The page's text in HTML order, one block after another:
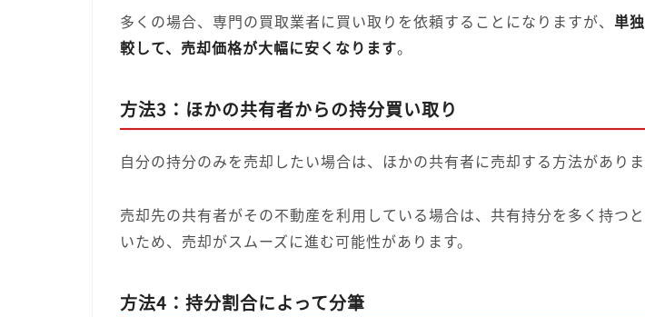
多くの場合、専門の買取業者に買い取りを依頼することになりますが、 単
較して、売却価格が大幅に安くなります。
方法3：ほかの共有者からの持分買い取り
自分の持分のみを売却したい場合は、ほかの共有者に売却する方法がありま
売却先の共有者がその不動産を利用している場合は、共有持分を多く持つ
いため、売却がスムーズに進む可能性があります。
方法4：持分割合によって分筆